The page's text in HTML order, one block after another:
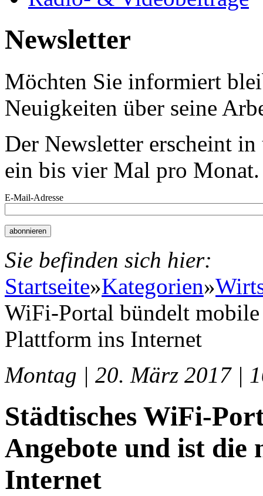
Newsletter
Möchten Sie informiert
Neuigkeiten über seine
Der Newsletter erscheint
ein bis vier Mal pro Monat.
E-Mail-Adresse
Sie befinden sich hier:
Startseite»Kategorien»
WiFi-Portal bündelt
Plattform ins Internet
Montag | 20. März 2017 |
Städtisches WiFi-
Angebote und ist
Internet